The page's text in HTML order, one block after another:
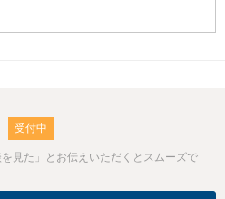
受付中
見た」とお伝えいただくとスムーズで